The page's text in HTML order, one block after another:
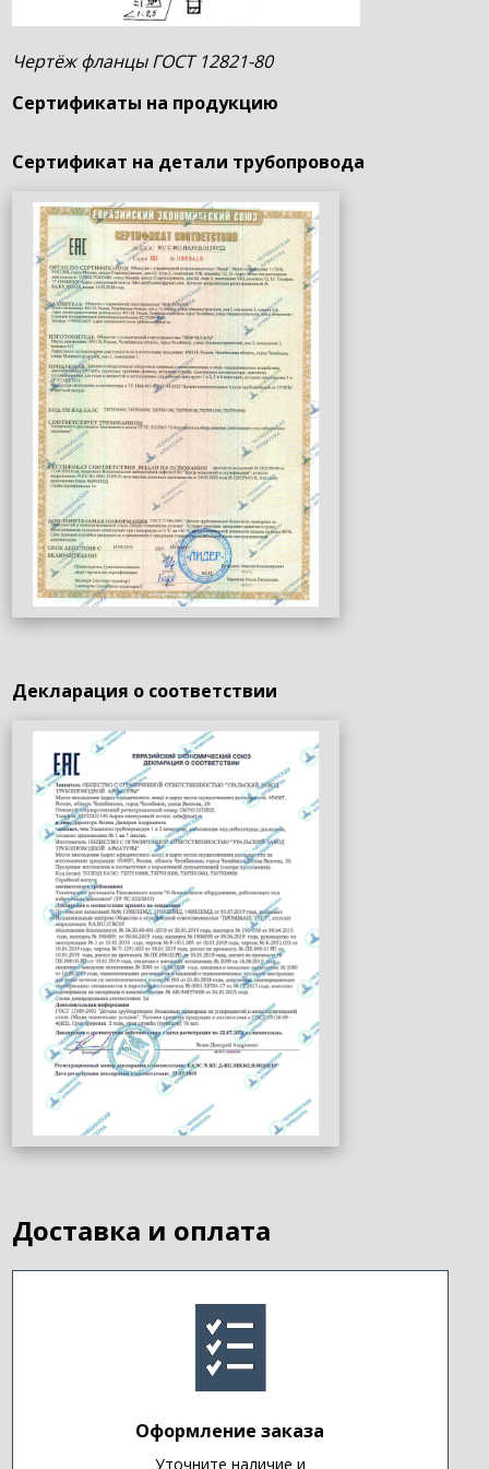
Чертёж фланцы ГОСТ 12821-80
Сертификаты на продукцию
Сертификат на детали трубопровода
Декларация о соответствии
Доставка и оплата
Оформление заказа
Уточните наличие и